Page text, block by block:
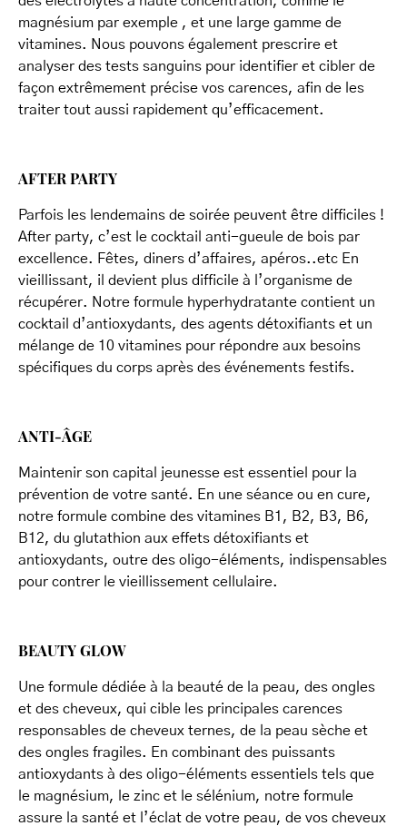
magnésium par exemple , et une large gamme de
vitamines. Nous pouvons également prescrire et
analyser des tests sanguins pour identifier et cibler de
façon extrêmement précise vos carences, afin de les
traiter tout aussi rapidement qu’efficacement.
AFTER PARTY
Parfois les lendemains de soirée peuvent être difficiles !
After party, c’est le cocktail anti-gueule de bois par
excellence. Fêtes, diners d’affaires, apéros..etc En
vieillissant, il devient plus difficile à l’organisme de
récupérer. Notre formule hyperhydratante contient un
cocktail d’antioxydants, des agents détoxifiants et un
mélange de 10 vitamines pour répondre aux besoins
spécifiques du corps après des événements festifs.
ANTI-ÂGE
Maintenir son capital jeunesse est essentiel pour la
prévention de votre santé. En une séance ou en cure,
notre formule combine des vitamines B1, B2, B3, B6,
B12, du glutathion aux effets détoxifiants et
antioxydants, outre des oligo-éléments, indispensables
pour contrer le vieillissement cellulaire.
BEAUTY GLOW
Une formule dédiée à la beauté de la peau, des ongles
et des cheveux, qui cible les principales carences
responsables de cheveux ternes, de la peau sèche et
des ongles fragiles. En combinant des puissants
antioxydants à des oligo-éléments essentiels tels que
le magnésium, le zinc et le sélénium, notre formule
assure la santé et l’éclat de votre peau, de vos cheveux